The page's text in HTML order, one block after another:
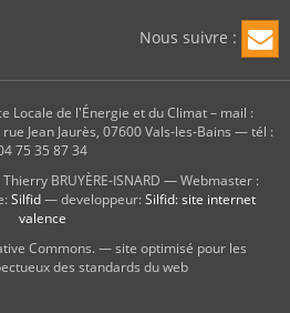
Nous suivre :
Locale de l'Énergie et du Climat – mail :
Jean Jaurès, 07600 Vals-les-Bains — tél :
75 35 87 34
BRUYÈRE-ISNARD — Webmaster :
Silfid— developpeur:Silfid: site internet
valence
Commons. — site optimisé pour les
des standards du web